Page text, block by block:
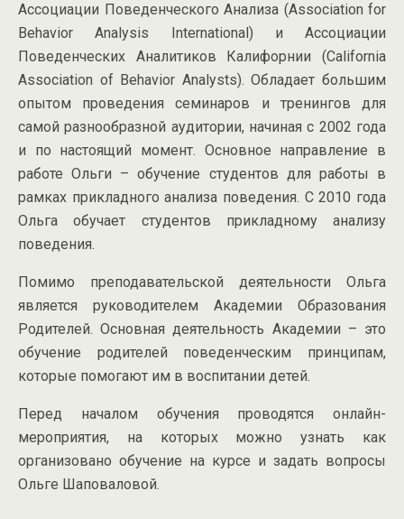
Ассоциации Поведенческого Анализа (Association for
Behavior Analysis International) и Ассоциации
Поведенческих Аналитиков Калифорнии (California
Association of Behavior Analysts). Обладает большим
опытом проведения семинаров и тренингов для
самой разнообразной аудитории, начиная с 2002 года
и по настоящий момент. Основное направление в
работе Ольги – обучение студентов для работы в
рамках прикладного анализа поведения. С 2010 года
Ольга обучает студентов прикладному анализу
поведения.
Помимо преподавательской деятельности Ольга
является руководителем Академии Образования
Родителей. Основная деятельность Академии – это
обучение родителей поведенческим принципам,
которые помогают им в воспитании детей.
Перед началом обучения проводятся онлайн-
мероприятия, на которых можно узнать как
организовано обучение на курсе и задать вопросы
Ольге Шаповаловой.